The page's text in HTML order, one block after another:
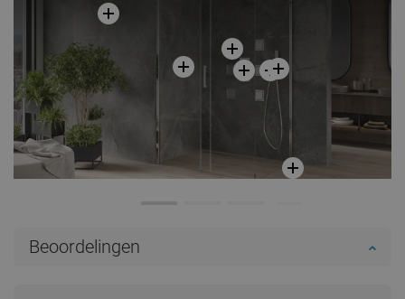
Beoordelingen